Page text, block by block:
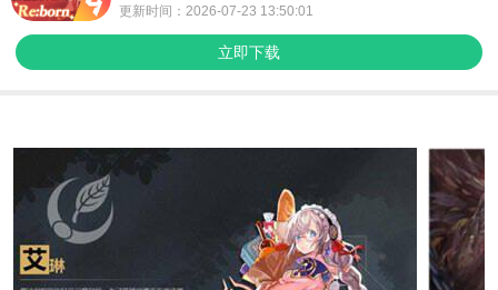
更新时间：2026-07-23 13:50:01
立即下载